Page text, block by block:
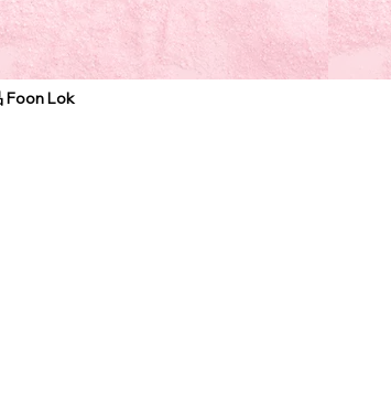
Foon Lok